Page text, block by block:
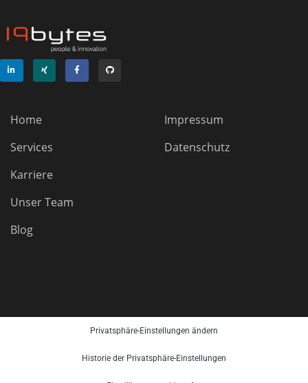
Home
Services
Karriere
Unser Team
Blog
Impressum
Datenschutz
Privatsphäre-Einstellungen ändern
Historie der Privatsphäre-Einstellungen